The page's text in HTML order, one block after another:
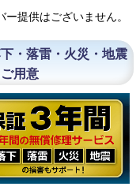
提供はございません。
・落雷・火災・地震
用意